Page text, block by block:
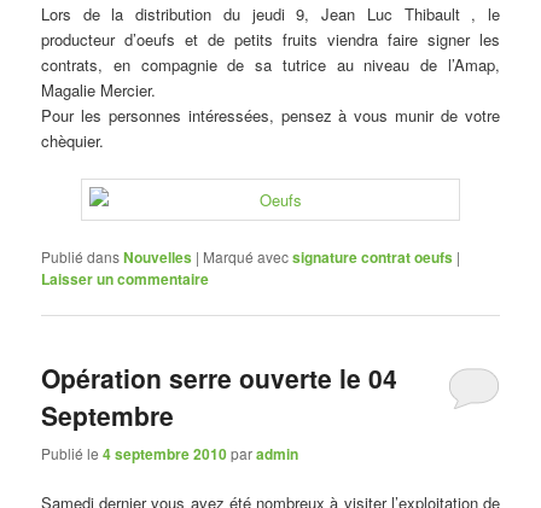
Lors de la distribution du jeudi 9, Jean Luc Thibault , le
producteur d’oeufs et de petits fruits viendra faire signer les
contrats, en compagnie de sa tutrice au niveau de l’Amap,
Magalie Mercier.
Pour les personnes intéressées, pensez à vous munir de votre
chèquier.
Publié dansNouvelles | Marqué avecsignature contrat oeufs |
Laisser un commentaire
Opération serre ouverte le 04
Septembre
Publié le4 septembre 2010paradmin
Samedi dernier vous avez été nombreux à visiter l’exploitation de